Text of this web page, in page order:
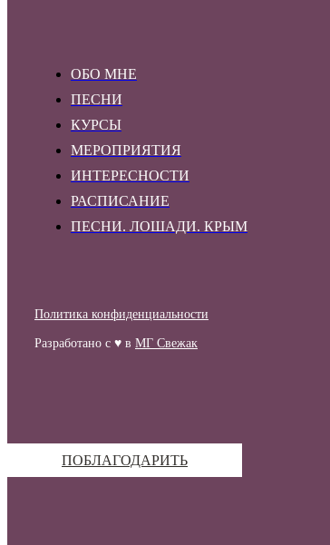
ОБО МНЕ
ПЕСНИ
КУРСЫ
МЕРОПРИЯТИЯ
ИНТЕРЕСНОСТИ
РАСПИСАНИЕ
ПЕСНИ. ЛОШАДИ. КРЫМ
Политика конфиденциальности
Разработано с ♥ в МГ Свежак
ПОБЛАГОДАРИТЬ